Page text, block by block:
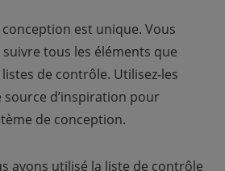
est unique. Vous
suivre tous les éléments que
de contrôle. Utilisez-les
d’inspiration pour
de conception.
avons utilisé la liste de contrôle